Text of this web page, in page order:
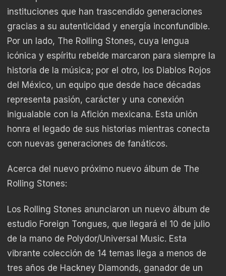
instituciones que han trascendido generaciones
gracias a su autenticidad y energía inconfundible.
Por un lado, The Rolling Stones, cuya lengua
icónica y espíritu rebelde marcaron para siempre la
historia de la música; por el otro, los Diablos Rojos
del México, un equipo que desde hace décadas
representa pasión, carácter y una conexión
inigualable con la Afición mexicana. Esta unión
honra el legado de sus historias mientras conecta
con nuevas generaciones de fanáticos.
Acerca del nuevo próximo nuevo álbum de The
Rolling Stones:
Los Rolling Stones anunciaron un nuevo álbum de
estudio Foreign Tongues, que llegará el 10 de julio
de la mano de Polydor/Universal Music. Esta
vibrante colección de 14 temas llega a menos de
tres años de Hackney Diamonds, ganador de un